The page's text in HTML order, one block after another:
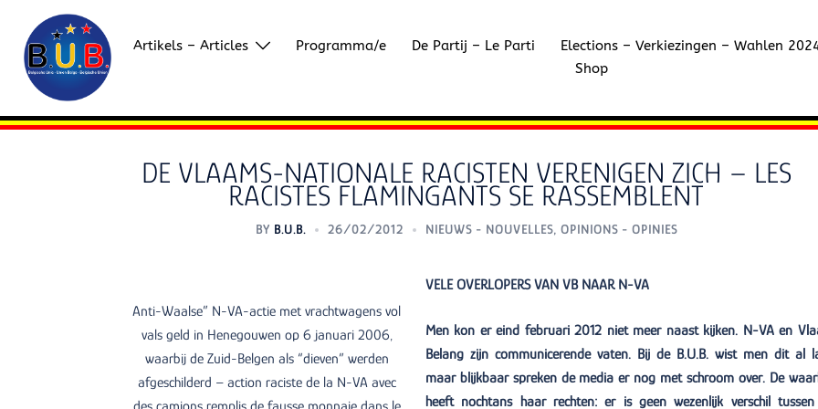
content
Artikels – Articles Programma/e De Partij – Le Parti Elections – Verkiezingen – Wahlen
Shop
DE VLAAMS-NATIONALE RACISTEN VERENIGEN ZICH – LES
RACISTES FLAMINGANTS SE RASSEMBLENT
BY B.U.B. 26/02/2012 NIEUWS - NOUVELLES, OPINIONS - OPINIES
Anti-Waalse” N-VA-actie met vrachtwagens vol
vals geld in Henegouwen op 6 januari 2006,
waarbij de Zuid-Belgen als “dieven” werden
afgeschilderd – action raciste de la N-VA avec
VELE OVERLOPERS VAN VB NAAR N-VA
Men kon er eind februari 2012 niet meer naast kijken. N-VA en
Belang zijn communicerende vaten. Bij de B.U.B. wist men dit al
maar blijkbaar spreken de media er nog met schroom over. De
heeft nochtans haar rechten: er is geen wezenlijk verschil